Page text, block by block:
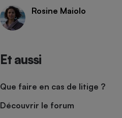
Rosine Maiolo
Et aussi
Que faire en cas de litige ?
Découvrir le forum